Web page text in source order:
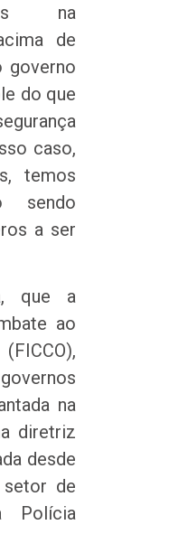
na
de
governo
do que
caso,
temos
sendo
a ser
que a
ao
na
diretriz
desde
de
Polícia